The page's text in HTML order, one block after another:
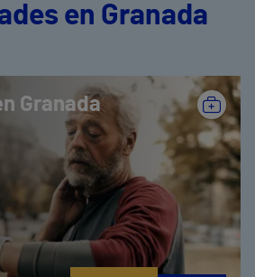
en Granada
Granada